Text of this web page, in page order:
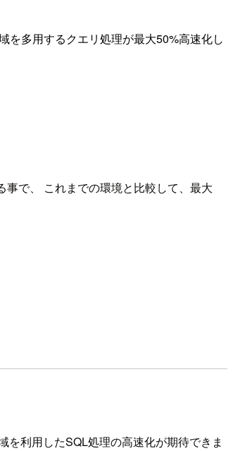
を多用するクエリ処理が最大50%高速化し
で、 これまでの環境と比較して、最大
利用したSQL処理の高速化が期待できま